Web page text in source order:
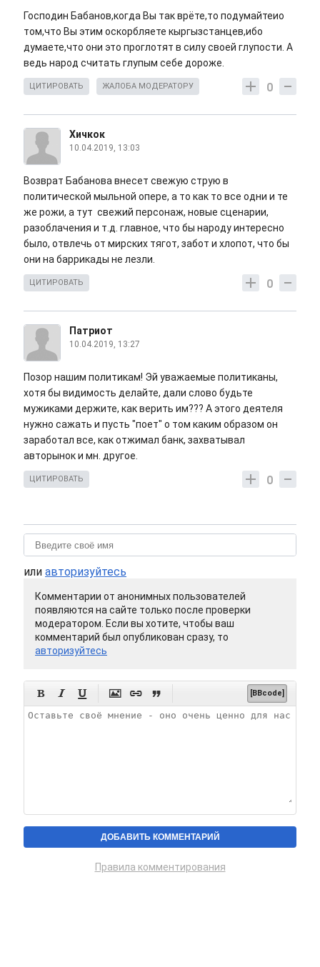
Господин Бабанов,когда Вы так врёте,то подумайтеио
том,что Вы этим оскорбляете кыргызстанцев,ибо
думаете,что они это проглотят в силу своей глупости. А
ведь народ считать глупым себе дороже.
0
ЦИТИРОВАТЬ ЖАЛОБА МОДЕРАТОРУ
Хичкок
10.04.2019, 13:03
Возврат Бабанова внесет свежую струю в
политической мыльной опере, а то как то все одни и те
же рожи, а тут свежий персонаж, новые сценарии,
разоблачения и т.д. главное, что бы народу интересно
было, отвлечь от мирских тягот, забот и хлопот, что бы
они на баррикады не лезли.
0
ЦИТИРОВАТЬ
Патриот
10.04.2019, 13:27
Позор нашим политикам! Эй уважаемые политиканы,
хотя бы видимость делайте, дали слово будьте
мужиками держите, как верить им??? А этого деятеля
нужно сажать и пусть "поет" о том каким образом он
заработал все, как отжимал банк, захватывал
авторынок и мн. другое.
0
ЦИТИРОВАТЬ
или авторизуйтесь
Комментарии от анонимных пользователей
появляются на сайте только после проверки
модератором. Если вы хотите, чтобы ваш
комментарий был опубликован сразу, то
авторизуйтесь
      [BBcode]
Правила комментирования